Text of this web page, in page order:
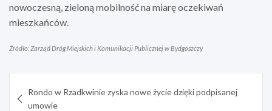
nowoczesną, zieloną mobilność na miarę oczekiwań
mieszkańców.
Źródło: Zarząd Dróg Miejskich i Komunikacji Publicznej w Bydgoszczy
wpisu
Rondo w Rzadkwinie zyska nowe życie dzięki podpisanej
umowie